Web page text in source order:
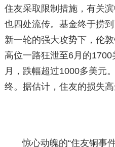
住友采取限制措施，有关
也四处流传。基金终于捞
新一轮的强大攻势下，伦
高位一路狂泄至6月的
月，跌幅超过1000多美元
终。据估计，住友的损失高
惊心动魄的“住友铜事